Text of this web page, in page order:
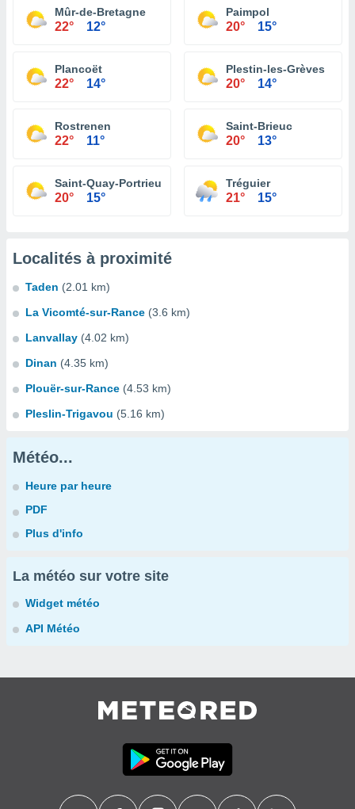
Mûr-de-Bretagne
22° 12°
Paimpol
20° 15°
Plancoët
22° 14°
Plestin-les-Grèves
20° 14°
Rostrenen
22° 11°
Saint-Brieuc
20° 13°
Saint-Quay-Portrieux
20° 15°
Tréguier
21° 15°
Localités à proximité
Taden (2.01 km)
La Vicomté-sur-Rance (3.6 km)
Lanvallay (4.02 km)
Dinan (4.35 km)
Plouër-sur-Rance (4.53 km)
Pleslin-Trigavou (5.16 km)
Météo...
Heure par heure
PDF
Plus d'info
La météo sur votre site
Widget météo
API Météo